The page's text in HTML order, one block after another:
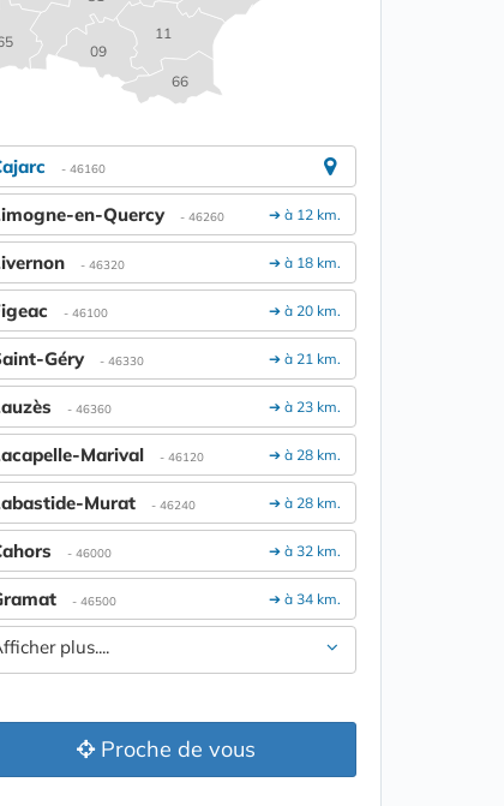
09
11
66
- 46160
➔ à 12 km.
en-Quercy - 46260
➔ à 18 km.
- 46320
➔ à 20 km.
- 46100
➔ à 21 km.
Géry - 46330
➔ à 23 km.
- 46360
➔ à 28 km.
Marival - 46120
➔ à 28 km.
Murat - 46240
➔ à 32 km.
- 46000
➔ à 34 km.
- 46500
plus....
Proche de vous